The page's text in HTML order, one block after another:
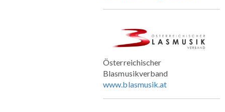
Österreichischer
Blasmusikverband
www.blasmusik.at